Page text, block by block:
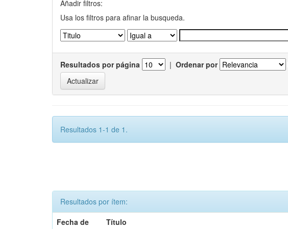
Añadir filtros:
Usa los filtros para afinar la busqueda.
Resultados por página | Ordenar por
Resultados 1-1 de 1.
Resultados por ítem:
Fecha de
Título